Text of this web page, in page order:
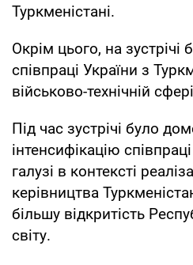
Туркменістані.
Окрім цього, на
співпраці України з
військово-технічній
Під час зустрічі було
інтенсифікацію
галузі в контексті
керівництва
більшу відкритість
світу.